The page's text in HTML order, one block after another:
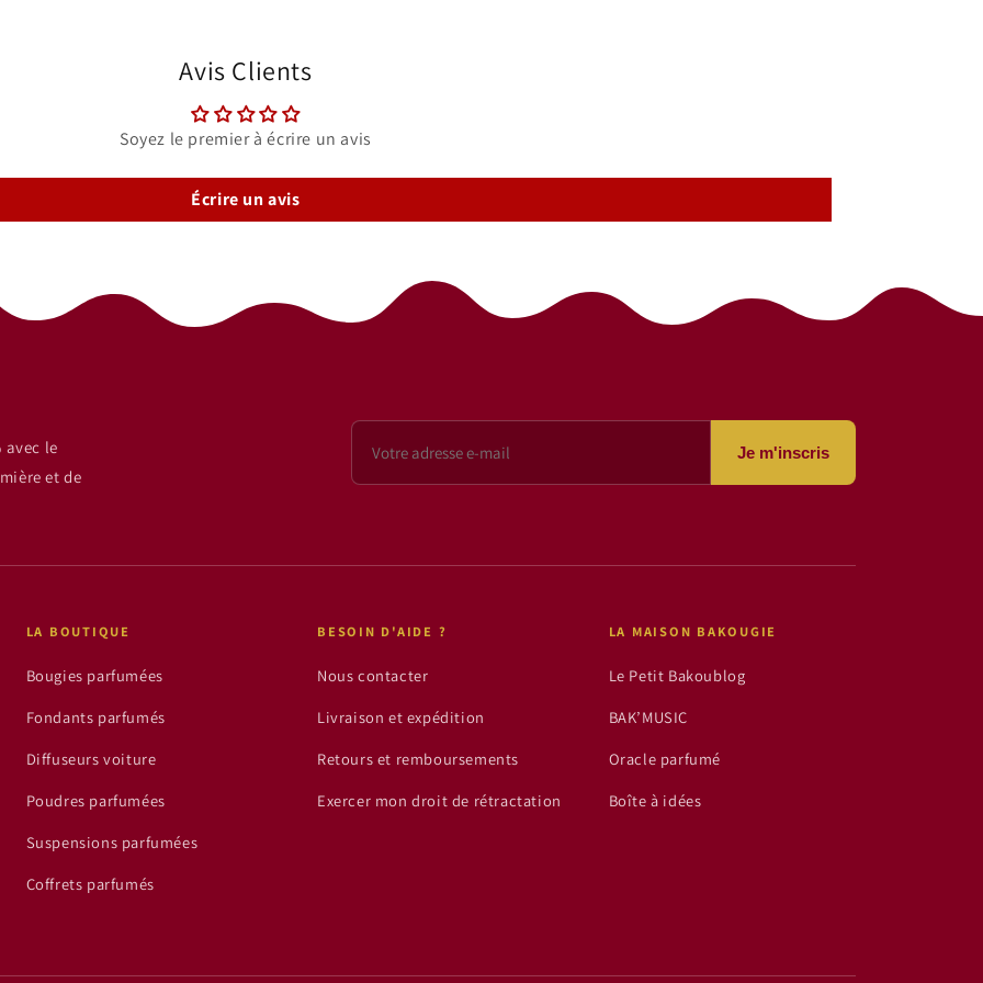
Avis Clients
Soyez le premier à écrire un avis
Écrire un avis
avec le
et de
Je m'inscris
LA BOUTIQUE
Bougies parfumées
Fondants parfumés
Diffuseurs voiture
Poudres parfumées
Suspensions parfumées
Coffrets parfumés
BESOIN D'AIDE ?
Nous contacter
Livraison et expédition
Retours et remboursements
Exercer mon droit de rétractation
LA MAISON BAKOUGIE
Le Petit Bakoublog
BAK’MUSIC
Oracle parfumé
Boîte à idées